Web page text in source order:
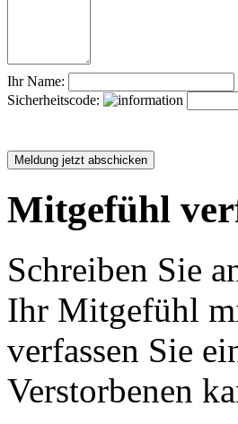
Ihr Name:
Sicherheitscode:
Mitgefühl
Schreiben Sie
Ihr Mitgefühl
verfassen Sie
Verstorbenen